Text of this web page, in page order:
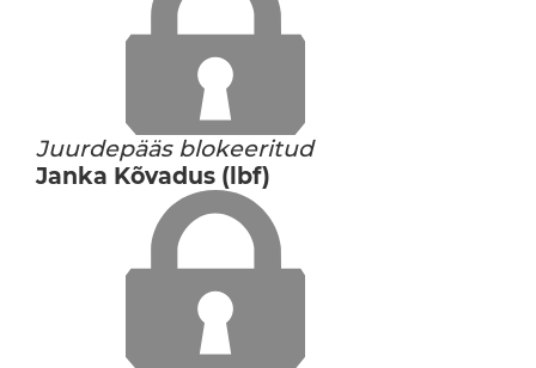
Juurdepääs blokeeritud
Janka Kõvadus (lbf)